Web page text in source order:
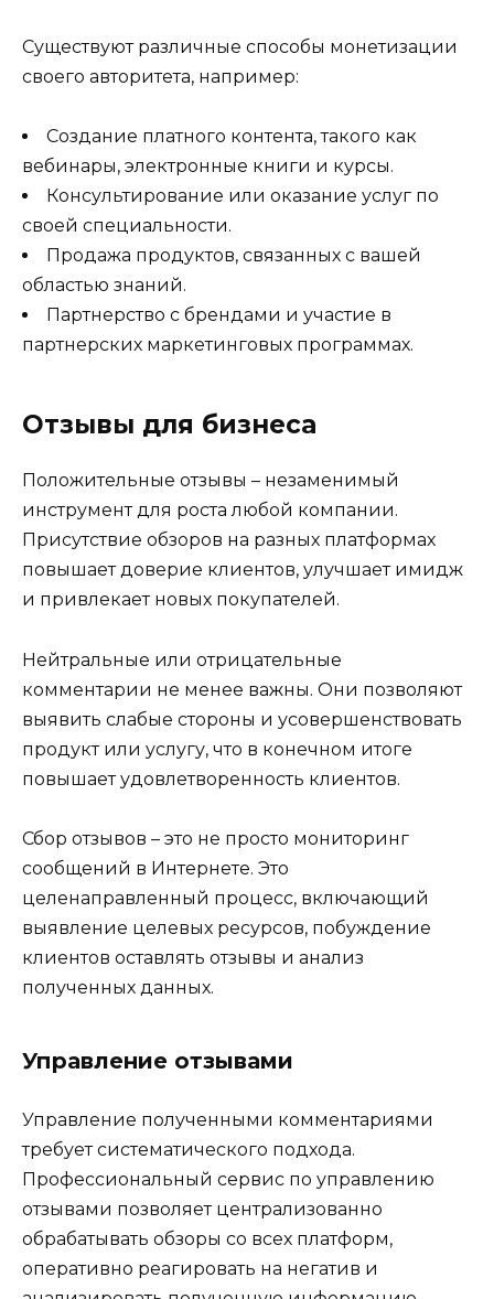
Существуют различные способы монетизации
своего авторитета, например:
Создание платного контента, такого как
вебинары, электронные книги и курсы.
Консультирование или оказание услуг по
своей специальности.
Продажа продуктов, связанных с вашей
областью знаний.
Партнерство с брендами и участие в
партнерских маркетинговых программах.
Отзывы для бизнеса
Положительные отзывы – незаменимый
инструмент для роста любой компании.
Присутствие обзоров на разных платформах
повышает доверие клиентов, улучшает имидж
и привлекает новых покупателей.
Нейтральные или отрицательные
комментарии не менее важны. Они позволяют
выявить слабые стороны и усовершенствовать
продукт или услугу, что в конечном итоге
повышает удовлетворенность клиентов.
Сбор отзывов – это не просто мониторинг
сообщений в Интернете. Это
целенаправленный процесс, включающий
выявление целевых ресурсов, побуждение
клиентов оставлять отзывы и анализ
полученных данных.
Управление отзывами
Управление полученными комментариями
требует систематического подхода.
Профессиональный сервис по управлению
отзывами позволяет централизованно
обрабатывать обзоры со всех платформ,
оперативно реагировать на негатив и